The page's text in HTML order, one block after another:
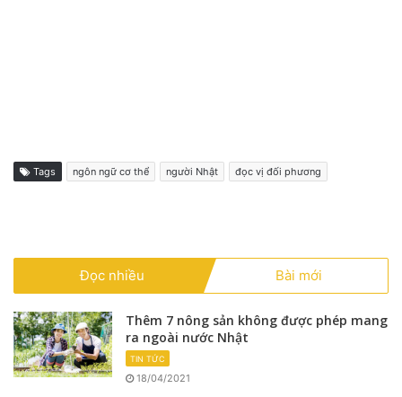
Tags ngôn ngữ cơ thể người Nhật đọc vị đối phương
Đọc nhiều Bài mới
Thêm 7 nông sản không được phép mang
ra ngoài nước Nhật
TIN TỨC
18/04/2021